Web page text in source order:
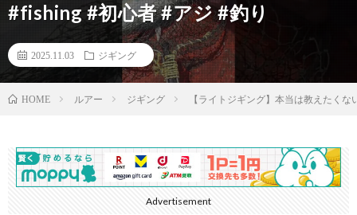
#fishing #初心者 #アジ #釣り
2025.11.03 ジギング
HOME ルアー ジギング 【ライトジギング】本当は教えたく
Advertisement